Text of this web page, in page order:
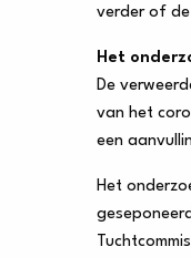
verder of
Het
De
van het
een
Het